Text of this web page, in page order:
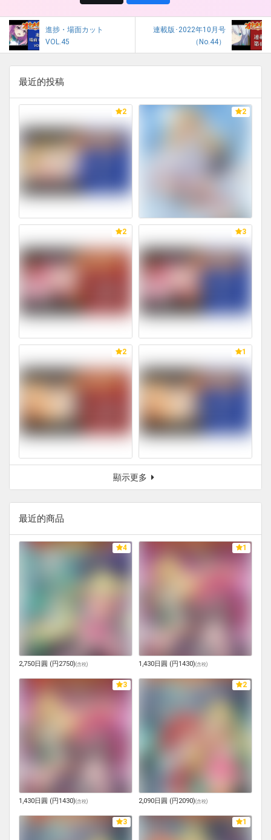
進捗・場面カット
VOL.45
連載版･2022年10月号
（No.44）
最近的投稿
2 2
2 3
2 1
顯示更多
最近的商品
4
2,750日圓 (円2750)(含稅)
1
1,430日圓 (円1430)(含稅)
3
1,430日圓 (円1430)(含稅)
2
2,090日圓 (円2090)(含稅)
3 1